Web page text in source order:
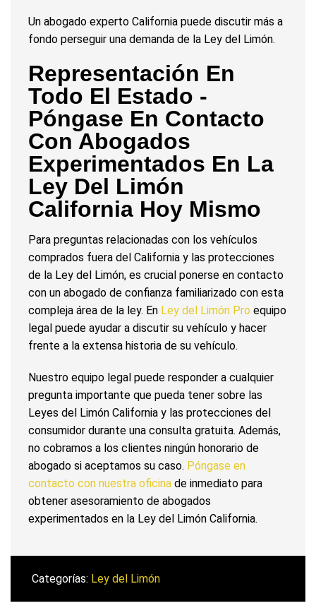
Un abogado experto California puede discutir más a
fondo perseguir una demanda de la Ley del Limón.
Representación En
Todo El Estado -
Póngase En Contacto
Con Abogados
Experimentados En La
Ley Del Limón
California Hoy Mismo
Para preguntas relacionadas con los vehículos
comprados fuera del California y las protecciones
de la Ley del Limón, es crucial ponerse en contacto
con un abogado de confianza familiarizado con esta
compleja área de la ley. En Ley del Limón Pro equipo
legal puede ayudar a discutir su vehículo y hacer
frente a la extensa historia de su vehículo.
Nuestro equipo legal puede responder a cualquier
pregunta importante que pueda tener sobre las
Leyes del Limón California y las protecciones del
consumidor durante una consulta gratuita. Además,
no cobramos a los clientes ningún honorario de
abogado si aceptamos su caso. Póngase en
contacto con nuestra oficina de inmediato para
obtener asesoramiento de abogados
experimentados en la Ley del Limón California.
Categorías: Ley del Limón